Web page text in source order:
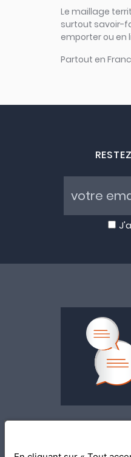
Le maillage
surtout savoir-
emporter ou en
Partout en